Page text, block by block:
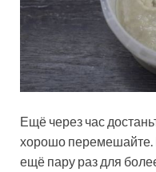
Ещё через час
хорошо перемешайте.
ещё пару раз для